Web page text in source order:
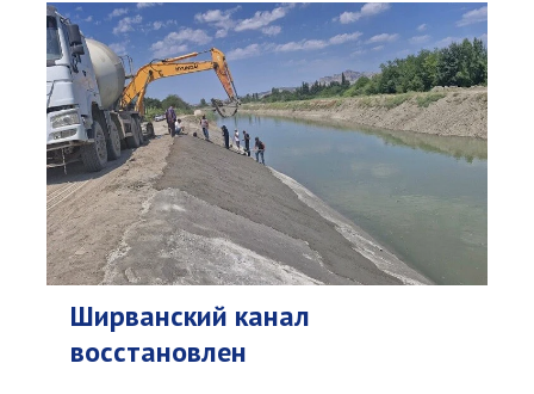
Ширванский канал
восстановлен